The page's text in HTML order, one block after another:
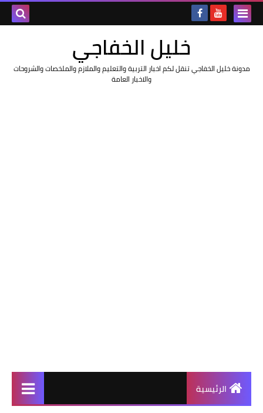
خليل الخفاجي
مدونة خليل الخفاجي تنقل لكم اخبار التربية والتعليم والملازم والملخصات والشروحات
والاخبار العامة
الرئيسية